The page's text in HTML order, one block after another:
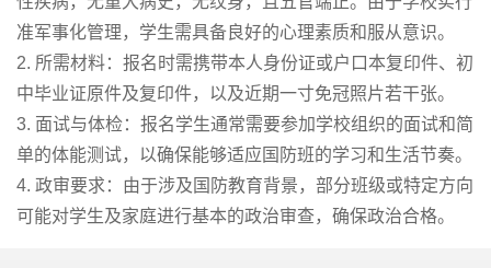
准军事化管理，学生需具备良好的心理素质和服从意识。
2. 所需材料：报名时需携带本人身份证或户口本复印件、初
中毕业证原件及复印件，以及近期一寸免冠照片若干张。
3. 面试与体检：报名学生通常需要参加学校组织的面试和简
单的体能测试，以确保能够适应国防班的学习和生活节奏。
4. 政审要求：由于涉及国防教育背景，部分班级或特定方向
可能对学生及家庭进行基本的政治审查，确保政治合格。